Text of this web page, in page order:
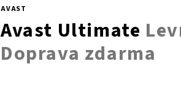
AVAST
Avast Ultimate
Doprava zdarma